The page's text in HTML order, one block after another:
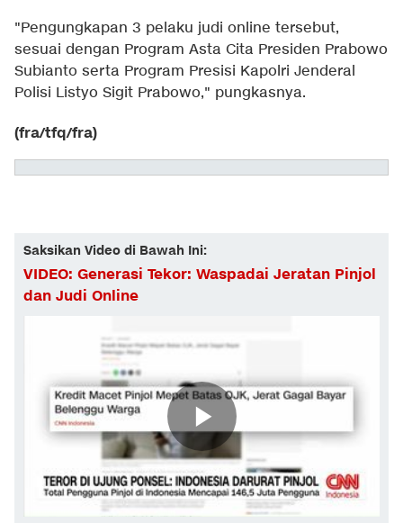
"Pengungkapan 3 pelaku judi online tersebut,
sesuai dengan Program Asta Cita Presiden Prabowo
Subianto serta Program Presisi Kapolri Jenderal
Polisi Listyo Sigit Prabowo," pungkasnya.
(fra/tfq/fra)
Saksikan Video di Bawah Ini:
VIDEO: Generasi Tekor: Waspadai Jeratan Pinjol
dan Judi Online